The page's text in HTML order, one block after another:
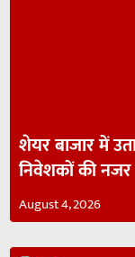
शेयर बाजार में
निवेशकों की नजर
August 4, 2026